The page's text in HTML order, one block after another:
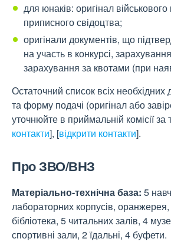
для юнаків: оригінал
приписного свідоцтва;
оригінали документів, що
на участь в конкурсі,
зарахування за квотами (при
Остаточний список всіх необхідних
та форму подачі (оригінал або
уточнюйте в приймальній комісії за
контакти], [відкрити контакти].
Про ЗВО/ВНЗ
Матеріально-технічна база: 5
лабораторних корпусів, оранжерея,
бібліотека, 5 читальних залів, 4
спортивні зали, 2 їдальні, 4 буфети.